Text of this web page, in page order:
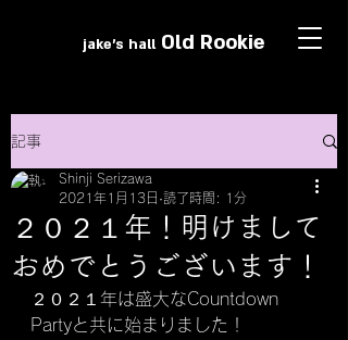
jake's hallOld Rookie
記事
２０２１年！明けまして
おめでとうございます！
Shinji Serizawa
2021年1月13日 読了時間: 1分
２０２１年は盛大なCountdown
Partyと共に始まりました！